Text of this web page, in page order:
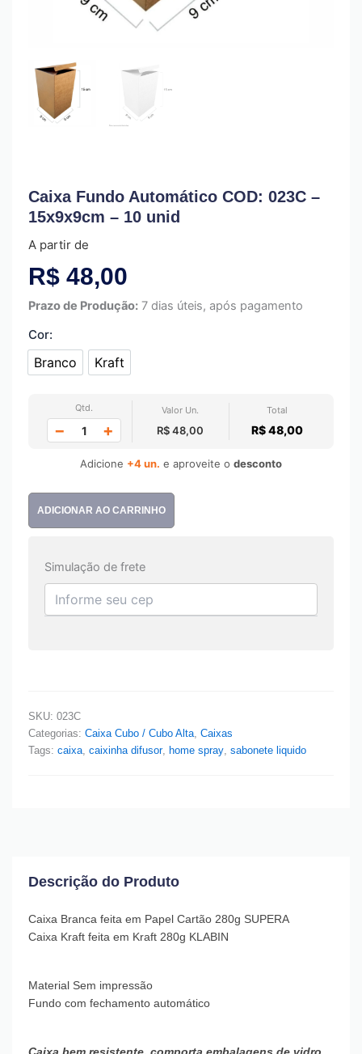
Caixa Fundo Automático COD: 023C –
15x9x9cm – 10 unid
A partir de
R$ 48,00
Prazo de Produção: 7 dias úteis, após pagamento
Cor:
Branco
Branco
Kraft
Kraft
Qtd.
− +
Valor Un.
R$ 48,00
Total
R$ 48,00
Adicione +4 un. e aproveite o desconto
ADICIONAR AO CARRINHO
Simulação de frete
SKU: 023C
Categorias: Caixa Cubo / Cubo Alta Caixas
Tags: caixa caixinha difusor, home spray sabonete liquido
Descrição do Produto
Caixa Branca feita em Papel Cartão 280g SUPERA
Caixa Kraft feita em Kraft 280g KLABIN
Material Sem impressão
Fundo com fechamento automático
Caixa bem resistente, comporta embalagens de vidro